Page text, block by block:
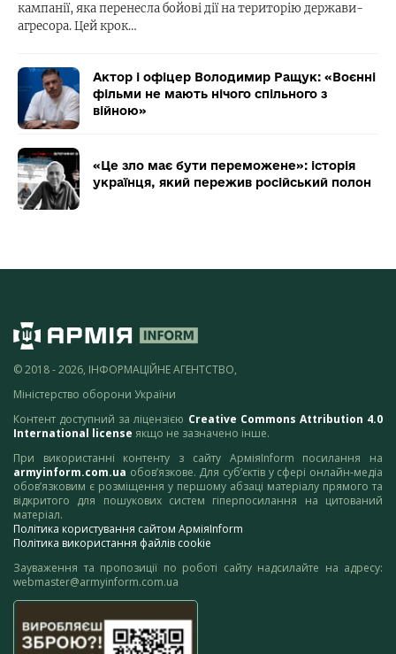
кампанії, яка перенесла бойові дії на територію держави-
агресора. Цей крок…
Актор і офіцер Володимир Ращук: «Воєнні
фільми не мають нічого спільного з
війною»
«Це зло має бути переможене»: історія
українця, який пережив російський полон
© 2018 - 2026, ІНФОРМАЦІЙНЕ АГЕНТСТВО,
Міністерство оборони України
Контент доступний за ліцензією Creative Commons Attribution 4.0
International license якщо не зазначено інше.
При використанні контенту з сайту АрміяInform посилання на
armyinform.com.ua обов’язкове. Для суб’єктів у сфері онлайн-медіа
обов’язковим є розміщення у першому абзаці матеріалу прямого та
відкритого для пошукових систем гіперпосилання на цитований
матеріал.
Політика користування сайтом АрміяInform
Політика використання файлів cookie
Зауваження та пропозиції по роботі сайту надсилайте на адресу:
webmaster@armyinform.com.ua